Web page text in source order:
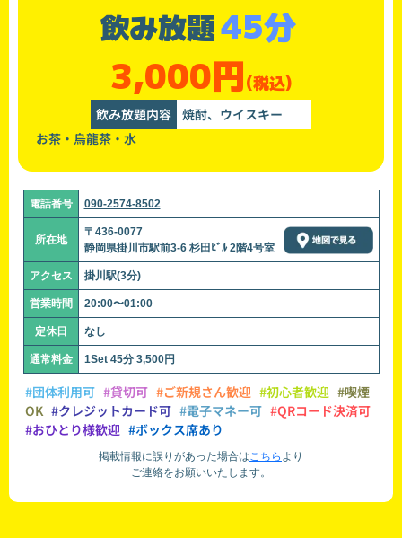
飲み放題45分
3,000円(税込)
飲み放題内容 焼酎、ウイスキー
お茶・烏龍茶・水
電話番号 090-2574-8502
所在地
〒436-0077
静岡県掛川市駅前3-6 杉田ﾋﾞﾙ 2階4号室
アクセス 掛川駅(3分)
営業時間 20:00〜01:00
定休日 なし
通常料金 1Set 45分 3,500円
#団体利用可 #貸切可 #ご新規さん歓迎 #初心者歓迎 #喫煙
OK #クレジットカード可 #電子マネー可 #QRコード決済可
#おひとり様歓迎 #ボックス席あり
掲載情報に誤りがあった場合はこちら より
ご連絡をお願いいたします。